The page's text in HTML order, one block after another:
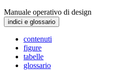
Manuale operativo di design
indici e glossario
contenuti
figure
tabelle
glossario